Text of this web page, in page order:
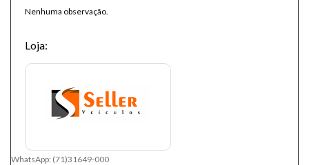
Nenhuma observação.
Loja:
WhatsApp: (71)31649-000